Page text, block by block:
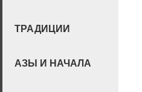
ТРАДИЦИИ
АЗЫ И НАЧАЛА